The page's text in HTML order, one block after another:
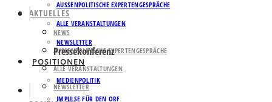
AUSSENPOLITISCHE EXPERTENGESPRÄCHE
ALLE VERANSTALTUNGEN
NEWSLETTER
POSITIONEN
MEDIENPOLITIK
IMPULSE FÜR DEN ORF
AKTUELLES
NEWS
AUSSENPOLITISCHE EXPERTENGESPRÄCHE
ALLE VERANSTALTUNGEN
NEWSLETTER
Pressekonferenz